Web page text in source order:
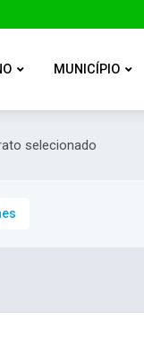
MUNICÍPIO
selecionado